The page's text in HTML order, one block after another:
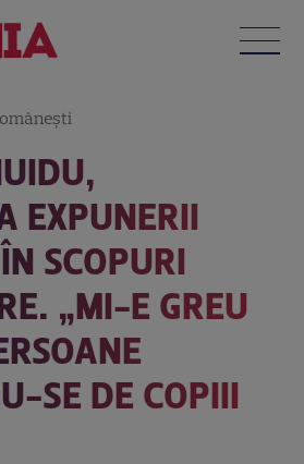
EXPUNERII
SCOPURI
„MI-E GREU
SE DE COPIII